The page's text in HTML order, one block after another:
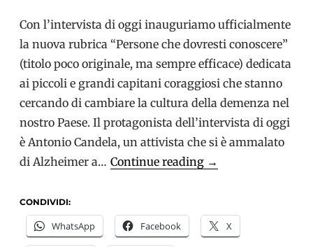
Con l’intervista di oggi inauguriamo ufficialmente
la nuova rubrica “Persone che dovresti conoscere”
(titolo poco originale, ma sempre efficace) dedicata
ai piccoli e grandi capitani coraggiosi che stanno
cercando di cambiare la cultura della demenza nel
nostro Paese. Il protagonista dell’intervista di oggi
è Antonio Candela, un attivista che si è ammalato
di Alzheimer a… Continue reading Persone
conoscere:
Antonio
→
CONDIVIDI:
WhatsApp Facebook X